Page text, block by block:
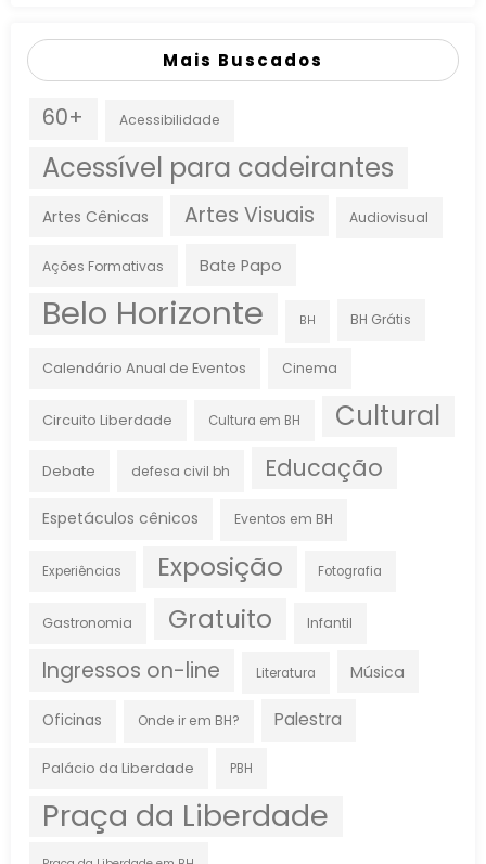
Mais Buscados
60+ Acessibilidade
Acessível para cadeirantes
Artes Cênicas Artes Visuais Audiovisual
Ações Formativas Bate Papo
Belo Horizonte BH BH Grátis
Calendário Anual de Eventos Cinema
Circuito Liberdade Cultura em BH Cultural
Debate defesa civil bh Educação
Espetáculos cênicos Eventos em BH
Experiências Exposição Fotografia
Gastronomia Gratuito Infantil
Ingressos on-line Literatura Música
Oficinas Onde ir em BH? Palestra
Palácio da Liberdade PBH
Praça da Liberdade